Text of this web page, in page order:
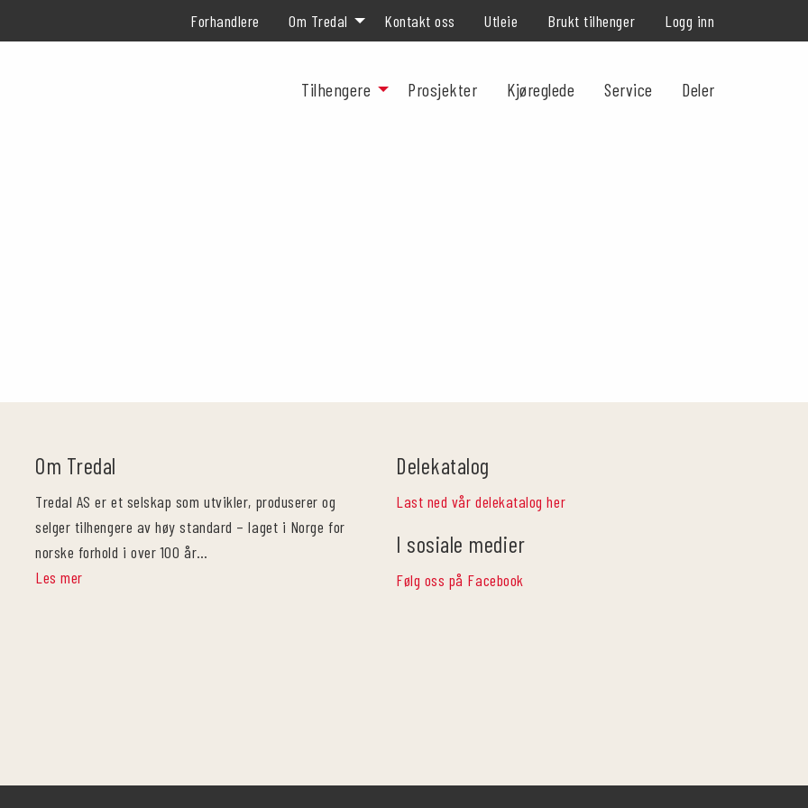
Forhandlere Om Tredal Kontakt oss Utleie Brukt tilhenger Logg inn
Tilhengere Prosjekter Kjøreglede Service Deler
Om Tredal
Tredal AS er et selskap som utvikler, produserer og
selger tilhengere av høy standard – laget i Norge for
norske forhold i over 100 år…
Les mer
Delekatalog
Last ned vår delekatalog her
I sosiale medier
Følg oss på Facebook